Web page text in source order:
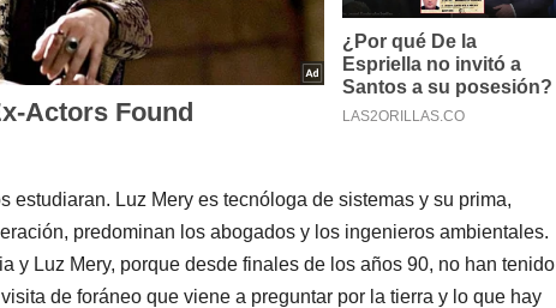
estudiaran. Luz Mery es tecnóloga de sistemas y su prima,
predominan los abogados y los ingenieros ambientales.
y Luz Mery, porque desde finales de los años 90, no han tenido
de foráneo que viene a preguntar por la tierra y lo que hay